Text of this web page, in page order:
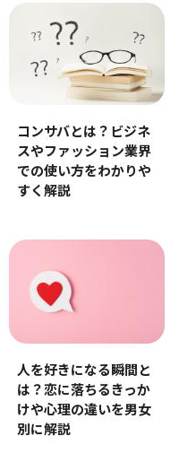
コンサバとは？ビジネ
スやファッション業界
での使い方をわかりや
すく解説
人を好きになる瞬間と
は？恋に落ちるきっか
けや心理の違いを男女
別に解説